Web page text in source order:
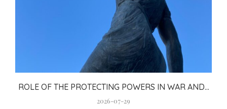
ROLE OF THE PROTECTING POWERS IN WAR AND...
2026-07-29